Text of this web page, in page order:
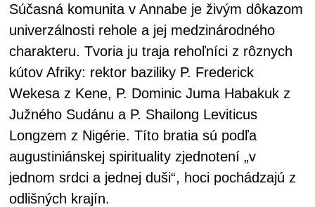
Súčasná komunita v Annabe je živým dôkazom
univerzálnosti rehole a jej medzinárodného
charakteru. Tvoria ju traja rehoľníci z rôznych
kútov Afriky: rektor baziliky P. Frederick
Wekesa z Kene, P. Dominic Juma Habakuk z
Južného Sudánu a P. Shailong Leviticus
Longzem z Nigérie. Títo bratia sú podľa
augustiniánskej spirituality zjednotení „v
jednom srdci a jednej duši“, hoci pochádzajú z
odlišných krajín.